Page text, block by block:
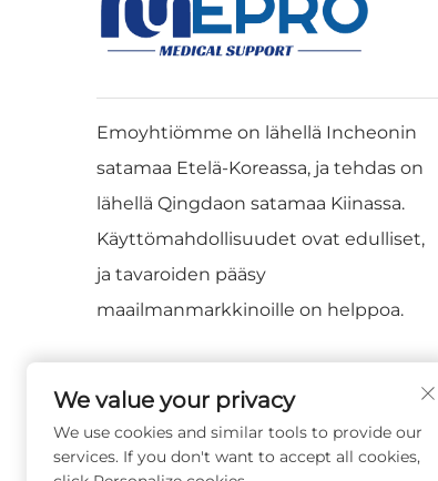
Emoyhtiömme on lähellä Incheonin
satamaa Etelä-Koreassa, ja tehdas on
lähellä Qingdaon satamaa Kiinassa.
Käyttömahdollisuudet ovat edulliset,
ja tavaroiden pääsy
maailmanmarkkinoille on helppoa.
We value your privacy
We use cookies and similar tools to provide our
services. If you don't want to accept all cookies,